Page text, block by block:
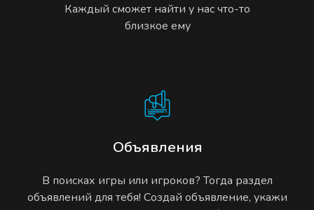
Каждый сможет найти у нас что-то
близкое ему
Объявления
В поисках игры или игроков? Тогда раздел
объявлений для тебя! Создай объявление, укажи